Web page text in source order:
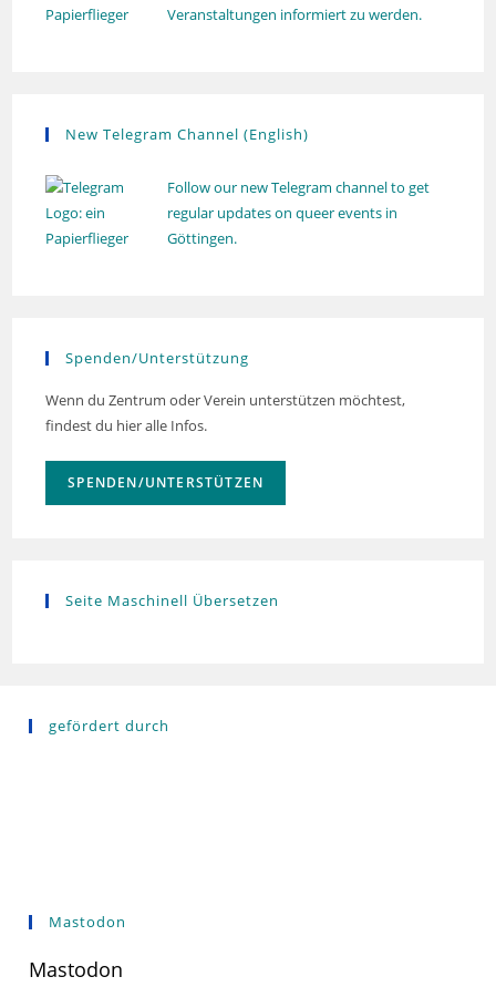
Veranstaltungen informiert zu werden.
New Telegram Channel (English)
Follow our new Telegram channel to get
regular updates on queer events in
Göttingen.
Spenden/Unterstützung
Wenn du Zentrum oder Verein unterstützen möchtest,
findest du hier alle Infos.
SPENDEN/UNTERSTÜTZEN
Seite Maschinell Übersetzen
gefördert durch
Mastodon
Mastodon